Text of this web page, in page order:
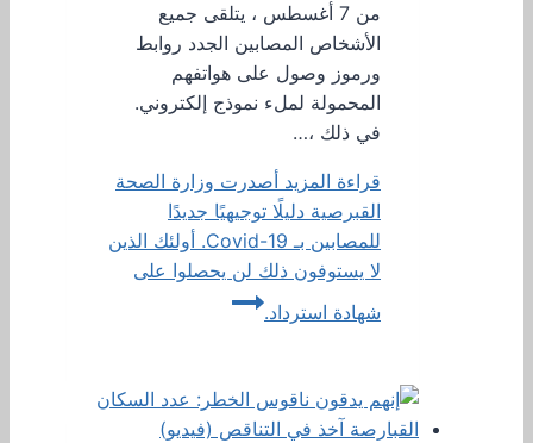
من 7 أغسطس ، يتلقى جميع
الأشخاص المصابين الجدد روابط
ورموز وصول على هواتفهم
المحمولة لملء نموذج إلكتروني.
في ذلك ،…
قراءة المزيد أصدرت وزارة الصحة
القبرصية دليلًا توجيهيًا جديدًا
للمصابين بـ Covid-19. أولئك الذين
لا يستوفون ذلك لن يحصلوا على
شهادة استرداد.